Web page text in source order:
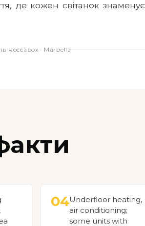
де кожен світанок знаменує
Roccabox · Marbella
04Underfloor heating,
air conditioning;
some units with